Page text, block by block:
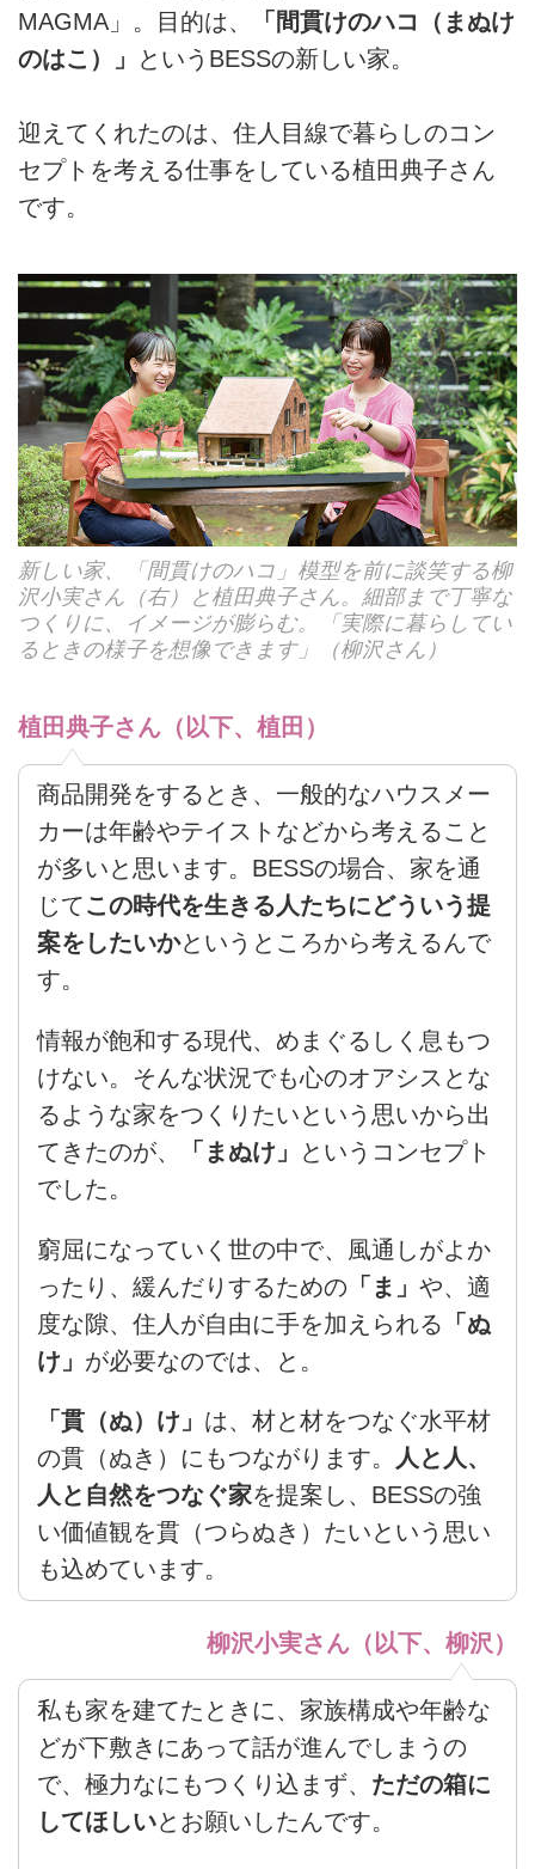
MAGMA」。目的は、
「間貫けのハコ（まぬけ
のはこ）」
というBESSの新しい家。
迎えてくれたのは、住人目線で暮らしのコン
セプトを考える仕事をしている植田典子さん
です。
新しい家、「間貫けのハコ」模型を前に談笑する柳
沢小実さん（右）と植田典子さん。細部まで丁寧な
つくりに、イメージが膨らむ。「実際に暮らしてい
るときの様子を想像できます」（柳沢さん）
植田典子さん（以下、植田）
商品開発をするとき、一般的なハウスメー
カーは年齢やテイストなどから考えること
が多いと思います。BESSの場合、家を通
じてこの時代を生きる人たちにどういう提
案をしたいかというところから考えるんで
す。
情報が飽和する現代、めまぐるしく息もつ
けない。そんな状況でも心のオアシスとな
るような家をつくりたいという思いから出
てきたのが、
「まぬけ」
というコンセプト
でした。
窮屈になっていく世の中で、風通しがよか
ったり、緩んだりするための 「ま」 や、適
度な隙、住人が自由に手を加えられる 「ぬ
け」 が必要なのでは、と。
「貫（ぬ）け」 は、材と材をつなぐ水平材
の貫（ぬき）にもつながります。
人と人、
人と自然をつなぐ家を提案し、BESSの強
い価値観を貫（つらぬき）たいという思い
も込めています。
柳沢小実さん（以下、柳沢）
私も家を建てたときに、家族構成や年齢な
どが下敷きにあって話が進んでしまうの
で、極力なにもつくり込まず、 ただの箱に
してほしいとお願いしたんです。